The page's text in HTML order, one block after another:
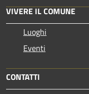
VIVERE IL COMUNE
Luoghi
Eventi
CONTATTI